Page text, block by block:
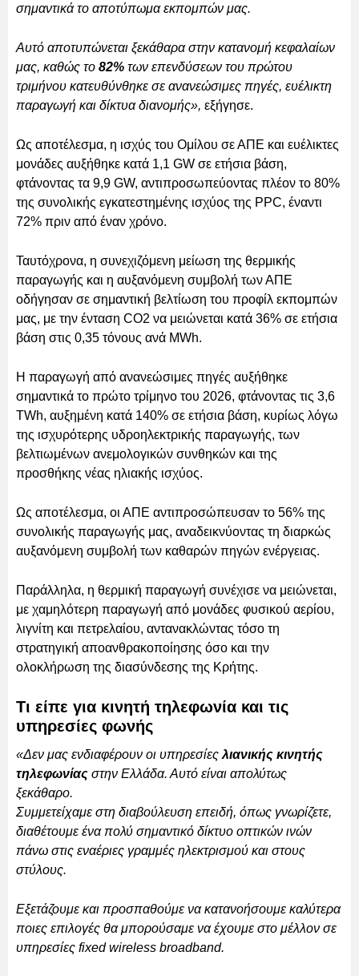
σημαντικά το αποτύπωμα εκπομπών μας.
Αυτό αποτυπώνεται ξεκάθαρα στην κατανομή κεφαλαίων
μας, καθώς το 82% των επενδύσεων του πρώτου
τριμήνου κατευθύνθηκε σε ανανεώσιμες πηγές, ευέλικτη
παραγωγή και δίκτυα διανομής», εξήγησε.
Ως αποτέλεσμα, η ισχύς του Ομίλου σε ΑΠΕ και ευέλικτες
μονάδες αυξήθηκε κατά 1,1 GW σε ετήσια βάση,
φτάνοντας τα 9,9 GW, αντιπροσωπεύοντας πλέον το 80%
της συνολικής εγκατεστημένης ισχύος της PPC, έναντι
72% πριν από έναν χρόνο.
Ταυτόχρονα, η συνεχιζόμενη μείωση της θερμικής
παραγωγής και η αυξανόμενη συμβολή των ΑΠΕ
οδήγησαν σε σημαντική βελτίωση του προφίλ εκπομπών
μας, με την ένταση CO2 να μειώνεται κατά 36% σε ετήσια
βάση στις 0,35 τόνους ανά MWh.
Η παραγωγή από ανανεώσιμες πηγές αυξήθηκε
σημαντικά το πρώτο τρίμηνο του 2026, φτάνοντας τις 3,6
TWh, αυξημένη κατά 140% σε ετήσια βάση, κυρίως λόγω
της ισχυρότερης υδροηλεκτρικής παραγωγής, των
βελτιωμένων ανεμολογικών συνθηκών και της
προσθήκης νέας ηλιακής ισχύος.
Ως αποτέλεσμα, οι ΑΠΕ αντιπροσώπευσαν το 56% της
συνολικής παραγωγής μας, αναδεικνύοντας τη διαρκώς
αυξανόμενη συμβολή των καθαρών πηγών ενέργειας.
Παράλληλα, η θερμική παραγωγή συνέχισε να μειώνεται,
με χαμηλότερη παραγωγή από μονάδες φυσικού αερίου,
λιγνίτη και πετρελαίου, αντανακλώντας τόσο τη
στρατηγική αποανθρακοποίησης όσο και την
ολοκλήρωση της διασύνδεσης της Κρήτης.
Τι είπε για κινητή τηλεφωνία και τις
υπηρεσίες φωνής
«Δεν μας ενδιαφέρουν οι υπηρεσίες λιανικής κινητής
τηλεφωνίας στην Ελλάδα. Αυτό είναι απολύτως
ξεκάθαρο.
Συμμετείχαμε στη διαβούλευση επειδή, όπως γνωρίζετε,
διαθέτουμε ένα πολύ σημαντικό δίκτυο οπτικών ινών
πάνω στις εναέριες γραμμές ηλεκτρισμού και στους
στύλους.
Εξετάζουμε και προσπαθούμε να κατανοήσουμε καλύτερα
ποιες επιλογές θα μπορούσαμε να έχουμε στο μέλλον σε
υπηρεσίες fixed wireless broadband.